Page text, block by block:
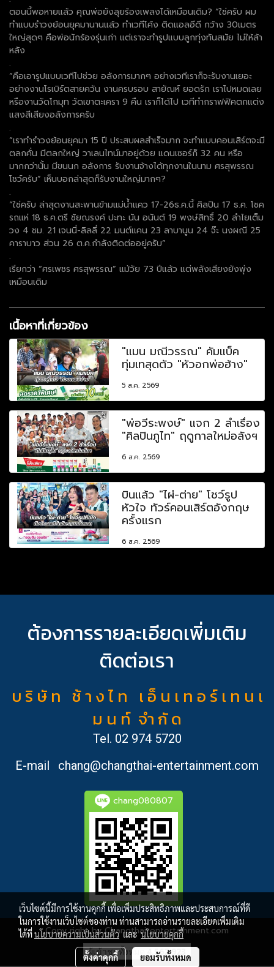
ตอนนี้พอหายแล้ว คุณพ่อยังลุยร้องเพลงได้เหมือนเดิม? “ใช่ครับ ผม
ทำแบบรำวงย้อนยุคมานานแล้ว ทำเวทีโค้ง ติดแอลอีดี กว้าง 30เมตร
ใหญ่สุดๆ คือพ่อนักร้องรุ่นเก่า แต่เราจะทำรูปแบบลูกทุ่งทันสมัย ไม่ให้ล้า
หลัง
.
“คือเอารูปแบบเวทีไปช่วย อลังการมากๆ อย่างเวทีเราก็จะรับงานเยอะ
อย่างงานโรเบิร์ตสายควัน งานครบรอบ สายัณห์ ยอดรัก เราไปหมดเลย
หรืองานวัดโกมุท วัดเขาตะเครา 9 คืน เราก็ได้ไป เวทีทำกราฟฟิคตกแต่ง
แสงสีเสียงอลังการครับ
.
“เราทำรำวงย้อนยุคมา 15 ปี ประสบผลสำเร็จมาก จะทำแบบคอนเสิร์ตจะมี
ตลกคั่น มีตลกใหญ่ วาเลนไทน์มาอยู่ด้วย แดนเซอร์ก็ 32 คน หรือ
มากกว่านั้น มีขนนก อลังการ รับงานจ้างได้ทุกงานในนาม ศรสุพรรณ
โชว์ครับ” เห็นบอกล่าสุดก็รับงานใหญ่มากๆ?
.
“ใช่ครับ ล่าสุดงานสะพานข้ามแม่น้ำแคว 17-26ธ.ค.นี้ ศิลปิน 17 ธ.ค. โชค
รถแห่ 18 ธ.ค.ตรี ชัยณรงค์ ปะทะ นัน อนันต์ 19 พงษ์สิทธิ์ 20 ลำไยเต็ม
วง 4 ชม. 21 เจนนี่-ลิลลี่ 22 มนต์แคน 23 ลาบานูน 24 จ๊ะ นงผณี 25
คาราบาว ส่วน 26 ต.ค.กำลังติดต่ออยู่ครับ”
.
เรียกว่า “ศรเพชร ศรสุพรรณ” แม้วัย 73 ปีแล้ว แต่พลังเสียงยังพุ่ง
เหมือนเดิม
เนื้อหาที่เกี่ยวข้อง
"แมน มณีวรรณ" คัมแบ็ค
ทุ่มเทสุดตัว "หัวอกพ่อฮ้าง"
5 ส.ค. 2569
"พ่อวีระพงษ์" แจก 2 ลำเรื่อง
"ศิลปินภูไท" ฤดูกาลใหม่อลังฯ
6 ส.ค. 2569
บินแล้ว "ไผ่-ต่าย" โชว์รูป
หัวใจ ทัวร์คอนเสิร์ตอังกฤษ
ครั้งแรก
6 ส.ค. 2569
ต้องการรายละเอียดเพิ่มเติม
ติดต่อเรา
บ ริ ษั ท ช้ า ง ไ ท เ อ็ น เ ท อ ร์ เ ท น เ
ม น ท์ จำ กั ด
Tel. 02 974 5720
E-mail
chang@changthai-entertainment.com
chang080807
Copy right by Changthai-entertainment.com
ผู้เข้าชมวันนี้ 2,385
เว็บไซต์นี้มีการใช้งานคุกกี้ เพื่อเพิ่มประสิทธิภาพและประสบการณ์ที่ดี
ในการใช้งานเว็บไซต์ของท่าน ท่านสามารถอ่านรายละเอียดเพิ่มเติม
ได้ที่นโยบายความเป็นส่วนตัวและนโยบายคุกกี้
ตั้งค่าคุกกี้ ยอมรับทั้งหมด